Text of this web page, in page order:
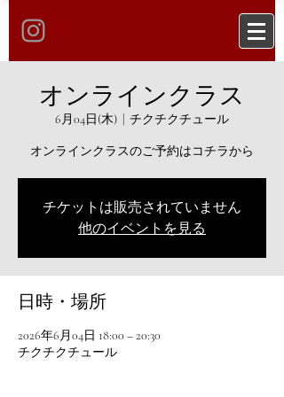
オンラインクラス
6月04日(木) チクチクチュール
オンラインクラスのご予約はコチラから
チケットは販売されていません
他のイベントを見る
日時・場所
2026年6月04日 18:00 – 20:30
チクチクチュール